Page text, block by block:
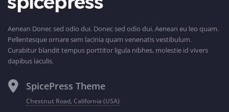
Aenean Donec sed odio dui. Donec sed odio dui. Aenean eu leo quam.
Pellentesque ornare sem lacinia quam venenatis vestibulum.
Curabitur blandit tempus porttitor ligula nibhes, molestie id vivers
dapibus iaculis.
SpicePress Theme
Chestnut Road, California (USA)